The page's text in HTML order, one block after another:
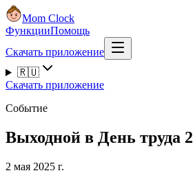
Mom Clock
ФункцииПомощь
Скачать приложение
🇷🇺
Скачать приложение
Событие
Выходной в День труда
2 мая 2025 г.